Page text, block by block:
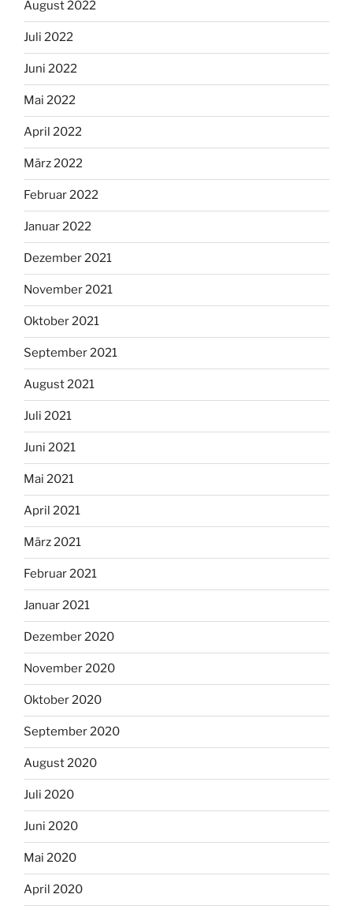
August 2022
Juli 2022
Juni 2022
Mai 2022
April 2022
März 2022
Februar 2022
Januar 2022
Dezember 2021
November 2021
Oktober 2021
September 2021
August 2021
Juli 2021
Juni 2021
Mai 2021
April 2021
März 2021
Februar 2021
Januar 2021
Dezember 2020
November 2020
Oktober 2020
September 2020
August 2020
Juli 2020
Juni 2020
Mai 2020
April 2020